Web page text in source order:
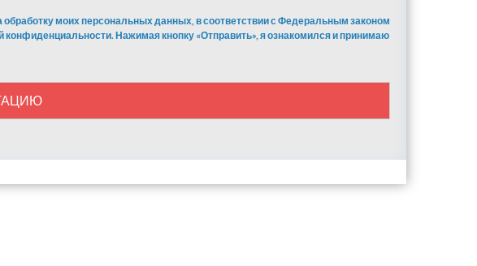
моих персональных данных, в соответствии с Федеральным законом
Нажимая кнопку «Отправить», я ознакомился и принимаю